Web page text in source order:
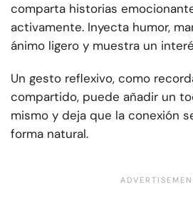
comparta historias
activamente. Inyecta humor,
ánimo ligero y muestra un
Un gesto reflexivo, como
compartido, puede añadir un
mismo y deja que la conexión
forma natural.